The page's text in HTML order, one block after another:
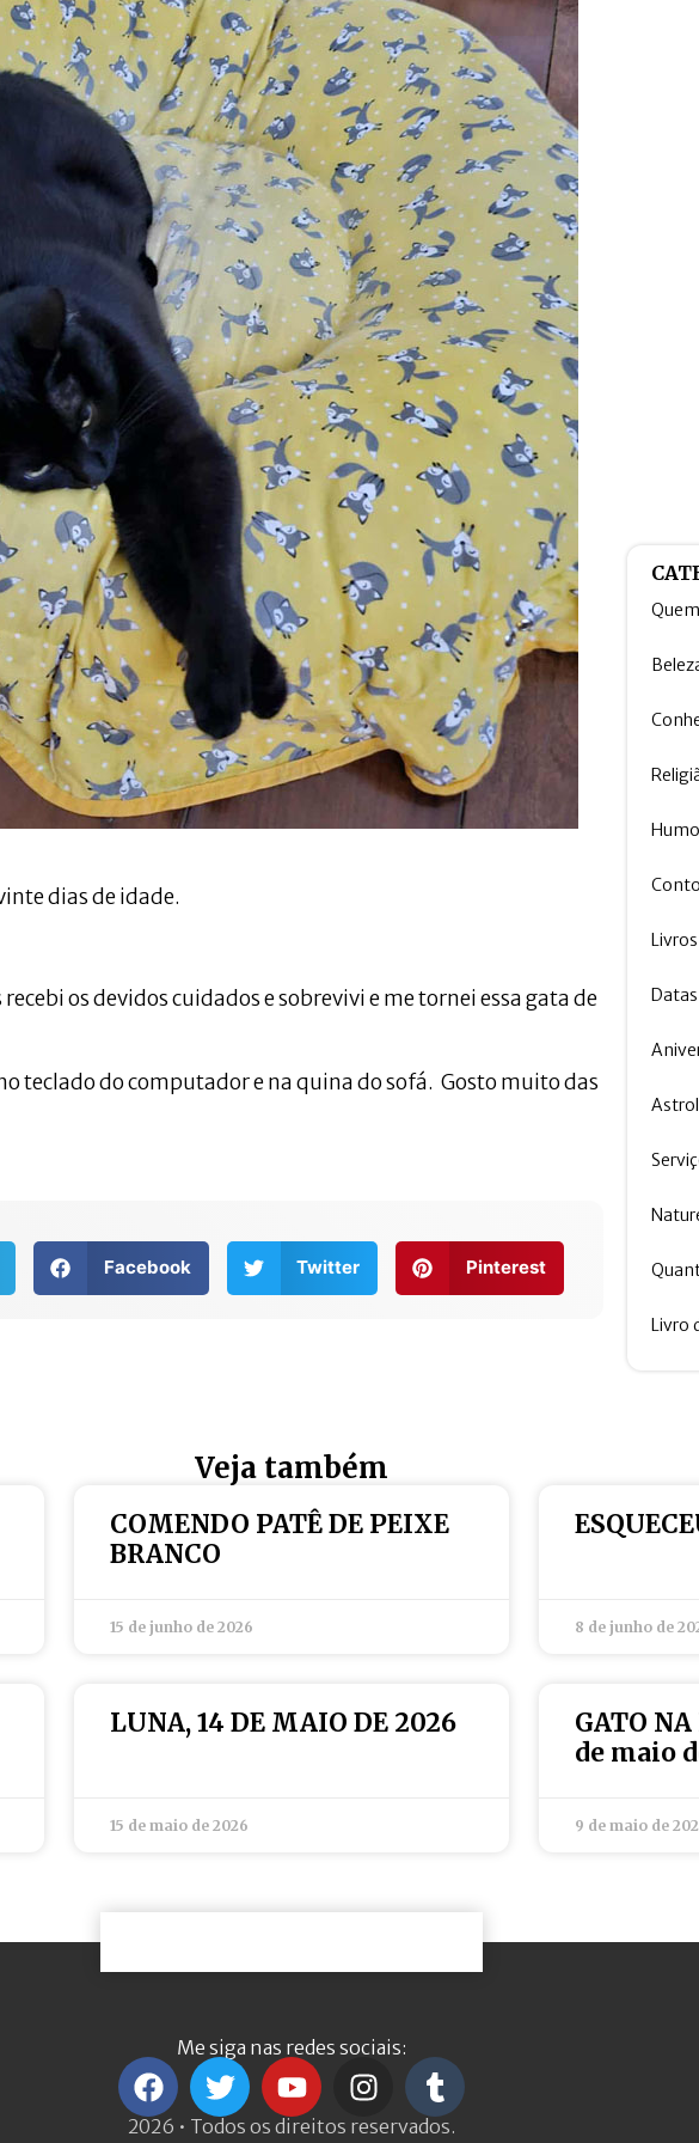
dias de idade.
os devidos cuidados e sobrevivi e me tornei essa gata de
teclado do computador e na quina do sofá. Gosto muito das
Facebook Twitter Pinterest
Livros
Livro
Veja também
COMENDO PATÊ DE PEIXE
BRANCO
15 de junho de 2026 8 de junho de
LUNA, 14 DE MAIO DE 2026
15 de maio de 2026
GATO
de maio
9 de maio de
Me siga nas redes sociais:
2026 • Todos os direitos reservados.